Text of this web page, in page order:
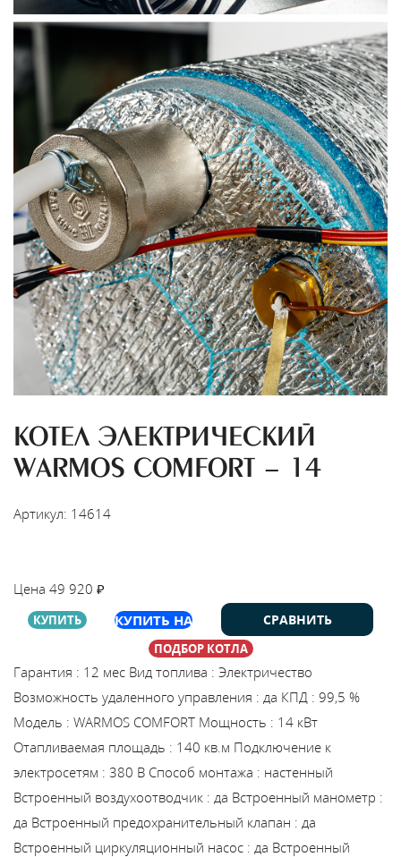
КОТЕЛ ЭЛЕКТРИЧЕСКИЙ
WARMOS COMFORT - 14
Артикул: 14614
Цена 49 920 ₽
КУПИТЬ КУПИТЬ НА СРАВНИТЬ
ПОДБОР КОТЛА
Гарантия : 12 мес Вид топлива : Электричество
Возможность удаленного управления : да КПД : 99,5 %
Модель : WARMOS COMFORT Мощность : 14 кВт
Отапливаемая площадь : 140 кв.м Подключение к
электросетям : 380 В Способ монтажа : настенный
Встроенный воздухоотводчик : да Встроенный манометр :
да Встроенный предохранительный клапан : да
Встроенный циркуляционный насос : да Встроенный